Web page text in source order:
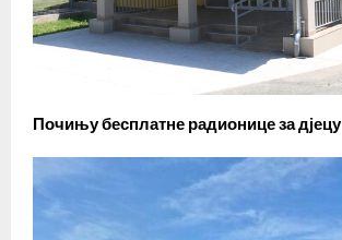
Почињу бесплатне радионице за дјецу